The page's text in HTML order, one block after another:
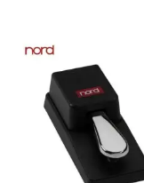
precio
original
era:
145,00 €.
actual
es:
119,00 €.